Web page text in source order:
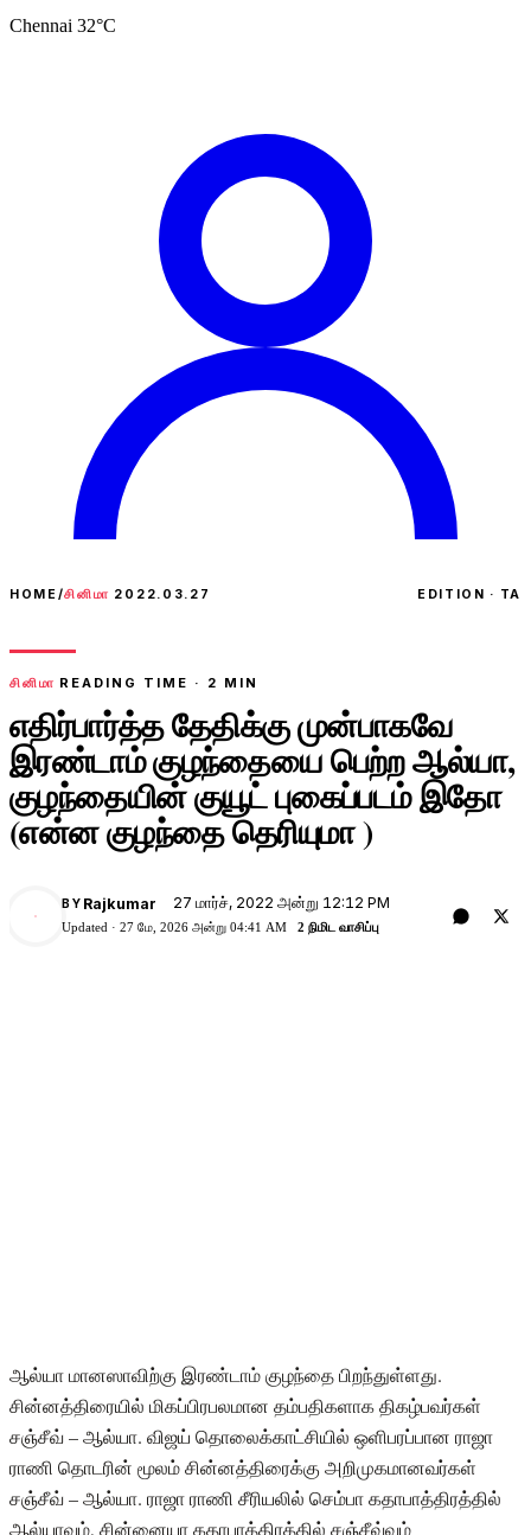
Chennai 32°C
HOME/சினிமா 2022.03.27 EDITION · TA
சினிமா READING TIME · 2 MIN
எதிர்பார்த்த தேதிக்கு முன்பாகவே
இரண்டாம் குழந்தையை பெற்ற ஆல்யா,
குழந்தையின் குயூட் புகைப்படம் இதோ
(என்ன குழந்தை தெரியுமா )
BY Rajkumar 27 மார்ச், 2022 அன்று 12:12 PM
Updated · 27 மே, 2026 அன்று 04:41 AM 2 நிமிட வாசிப்பு
ஆல்யா மானஸாவிற்கு இரண்டாம் குழந்தை பிறந்துள்ளது.
சின்னத்திரையில் மிகப்பிரபலமான தம்பதிகளாக திகழ்பவர்கள்
சஞ்சீவ் – ஆல்யா. விஜய் தொலைக்காட்சியில் ஒளிபரப்பான ராஜா
ராணி தொடரின் மூலம் சின்னத்திரைக்கு அறிமுகமானவர்கள்
சஞ்சீவ் – ஆல்யா. ராஜா ராணி சீரியலில் செம்பா கதாபாத்திரத்தில்
ஆல்யாவும், சின்னையா கதாபாத்திரத்தில் சஞ்சீவ்வும்